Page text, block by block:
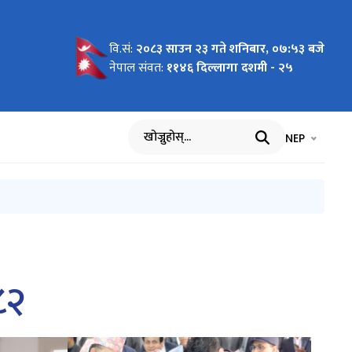
वि.सं: २०८३ साउन २३ गते शनिबार, ०७:५३ बजे
नेपाल संवत: ११४६ दिल्लागा दशमी - २५
खोज्नुहोस् भाषा चयन
NEP